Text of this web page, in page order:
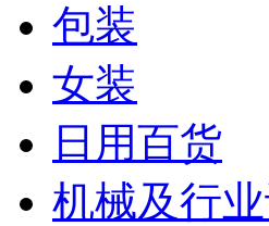
包装
女装
日用百货
机械及行